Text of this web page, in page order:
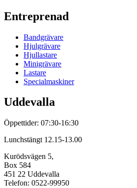
Entreprenad
Bandgrävare
Hjulgrävare
Hjullastare
Minigrävare
Lastare
Specialmaskiner
Uddevalla
Öppettider: 07:30-16:30
Lunchstängt 12.15-13.00
Kurödsvägen 5,
Box 584
451 22 Uddevalla
Telefon: 0522-99950